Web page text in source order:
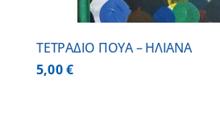
ΤΕΤΡΑΔΙΟ ΠΟΥΑ – ΗΛΙΑΝΑ
5,00€